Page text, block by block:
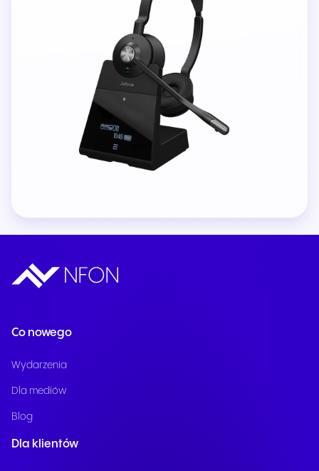
Co nowego
Wydarzenia
Dla mediów
Blog
Dla klientów